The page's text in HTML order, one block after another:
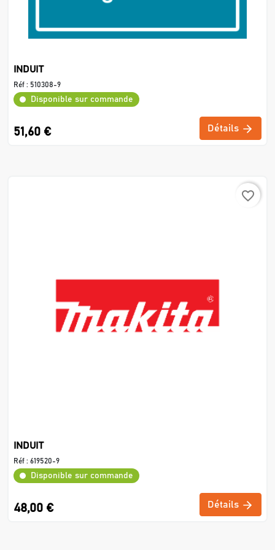
INDUIT
Réf : 510308-9
Disponible sur commande
51,60 € Détails
favorite_border
INDUIT
Réf : 619520-9
Disponible sur commande
48,00 € Détails